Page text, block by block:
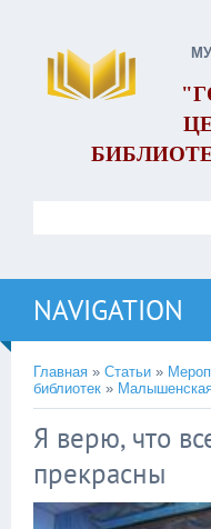
NAVIGATION
Главная » Статьи »
библиотек »
Я верю, что
прекрасны